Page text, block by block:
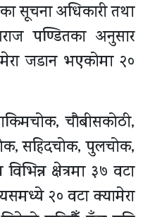
सूचना अधिकारी तथा
पण्डितका अनुसार
जडान भएकोमा २०
चौबीसकोठी,
सहिदचोक, पुलचोक,
क्षेत्रमा ३७ वटा
२० वटा क्यामेरा